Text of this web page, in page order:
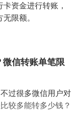
资金进行转账，
限额。
信转账单笔限
过很多微信用户对
较多能转多少钱？